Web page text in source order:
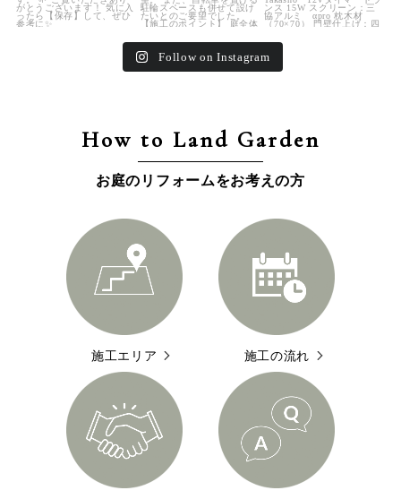
Follow on Instagram
How to Land Garden
お庭のリフォームをお考えの方
施工エリア 施工の流れ